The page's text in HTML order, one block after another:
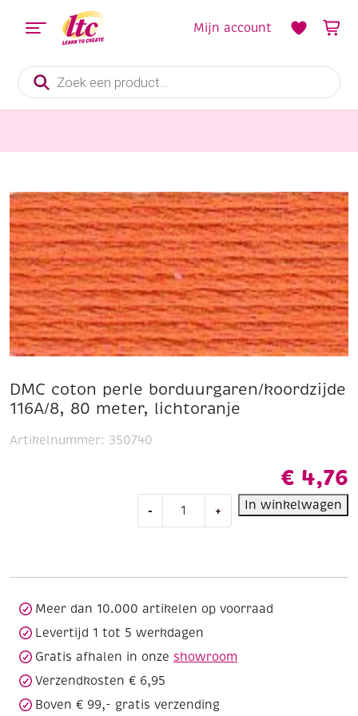
Producten
zoeken
Mijn account
DMC coton perle borduurgaren/koordzijde
116A/8, 80 meter, lichtoranje
€ 4,76
-
meter,
lichtoranje
+ In winkelwagen
Artikelnummer: 350740
Meer dan 10.000 artikelen op voorraad
Levertijd 1 tot 5 werkdagen
Gratis afhalen in onze showroom
Verzendkosten € 6,95
Boven € 99,- gratis verzending